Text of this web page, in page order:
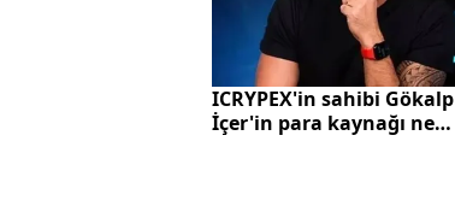
ICRYPEX'in sahibi Gökalp
İçer'in para kaynağı ne?